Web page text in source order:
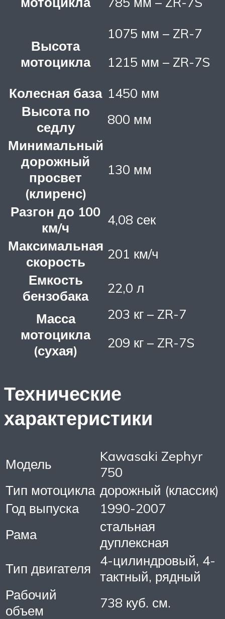
Высота
мотоцикла
1075 мм – ZR-7
1215 мм – ZR-7S
Колесная база 1450 мм
Высота по
седлу
800 мм
Минимальный
дорожный
просвет
(клиренс)
130 мм
Разгон до 100
км/ч
4,08 сек
Максимальная
скорость
201 км/ч
Емкость
бензобака
22,0 л
Масса
мотоцикла
(сухая)
203 кг – ZR-7
209 кг – ZR-7S
Технические
характеристики
Модель
Kawasaki Zephyr
750
Тип мотоцикла дорожный (классик)
Год выпуска
1990-2007
Рама
стальная
дуплексная
Тип двигателя
4-цилиндровый, 4-
тактный, рядный
Рабочий
объем
738 куб. см.